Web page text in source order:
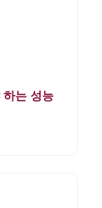
하는 성능